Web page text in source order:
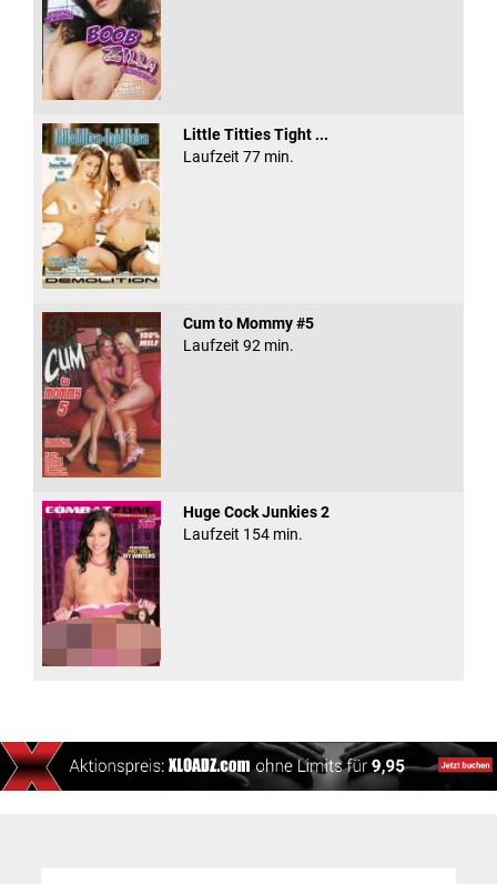
Little Titties Tight ...
Laufzeit 77 min.
Cum to Mommy #5
Laufzeit 92 min.
Huge Cock Junkies 2
Laufzeit 154 min.